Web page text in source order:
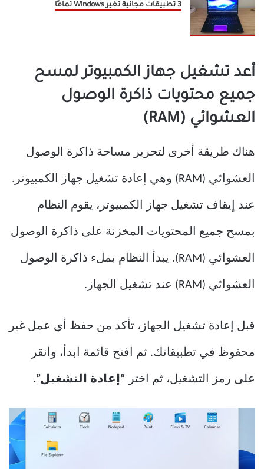
3 تطبيقات مجانية تغير Windows تمامًا
أعد تشغيل جهاز الكمبيوتر لمسح
جميع محتويات ذاكرة الوصول
العشوائي (RAM)
هناك طريقة أخرى لتحرير مساحة ذاكرة الوصول
العشوائي (RAM) وهي إعادة تشغيل جهاز الكمبيوتر.
عند إيقاف تشغيل جهاز الكمبيوتر، يقوم النظام
بمسح جميع المحتويات المخزنة على ذاكرة الوصول
العشوائي (RAM). يبدأ النظام بملء ذاكرة الوصول
العشوائي (RAM) عند تشغيل الجهاز.
قبل إعادة تشغيل الجهاز، تأكد من حفظ أي عمل غير
محفوظ في تطبيقاتك. ثم افتح قائمة ابدأ، وانقر
على رمز التشغيل، ثم اختر “إعادة التشغيل”.